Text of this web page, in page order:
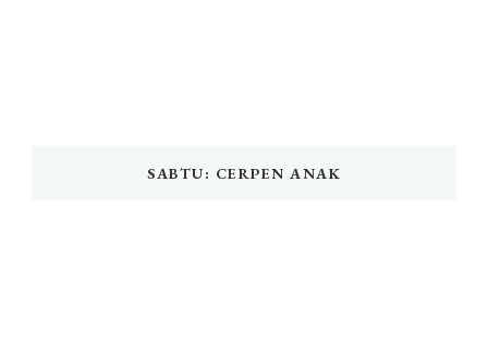
SABTU: CERPEN ANAK